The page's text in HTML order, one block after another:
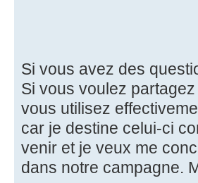
Si vous avez des
Si vous voulez
vous utilisez
car je destine celui-ci
venir et je veux me
dans notre campagne.